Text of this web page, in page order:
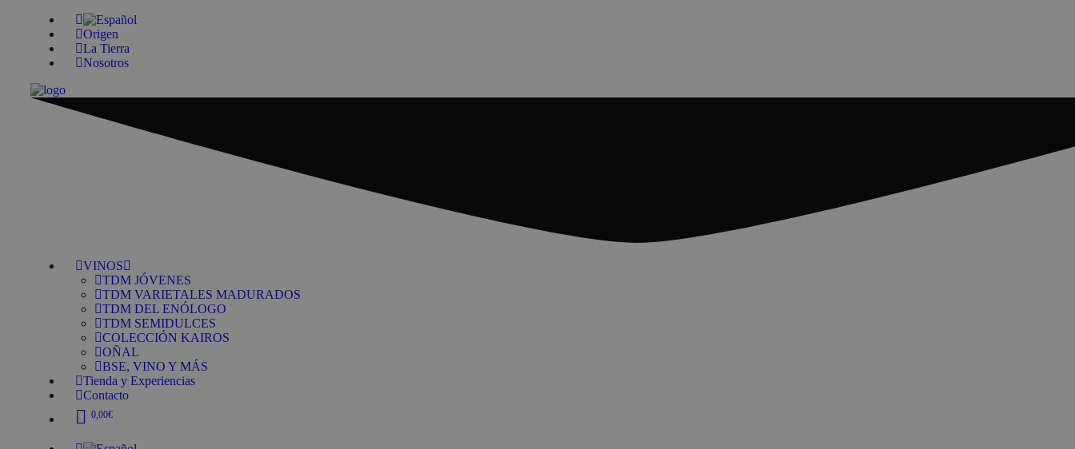
Origen
La Tierra
Nosotros
VINOS
TDM JÓVENES
TDM VARIETALES MADURADOS
TDM DEL ENÓLOGO
TDM SEMIDULCES
COLECCIÓN KAIROS
OÑAL
BSE, VINO Y MÁS
Tienda y Experiencias
Contacto
0,00€